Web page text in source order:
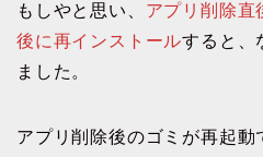
もしやと思い、 アプリ削除直
後に再インストールすると、
ました。
アプリ削除後のゴミが再起動